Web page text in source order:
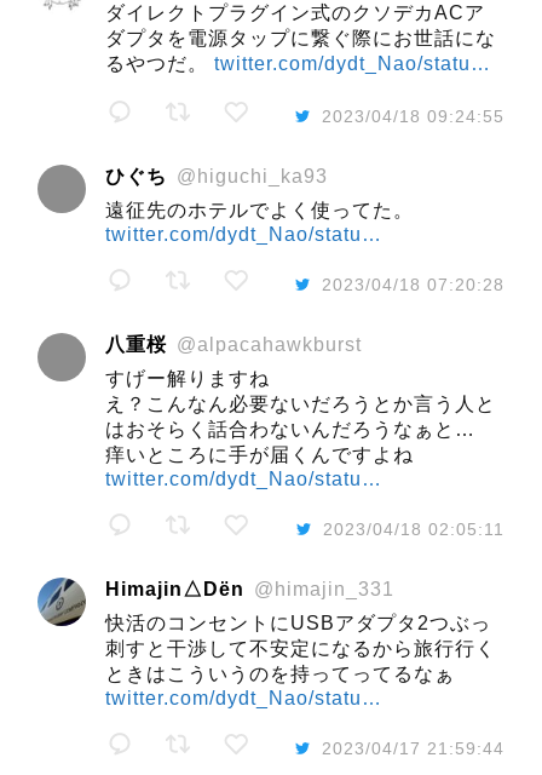
ダイレクトプラグイン式のクソデカACア
ダプタを電源タップに繋ぐ際にお世話にな
るやつだ。 twitter.com/dydt_Nao/statu…
2023/04/18 09:24:55
ひぐち
@higuchi_ka93
遠征先のホテルでよく使ってた。
twitter.com/dydt_Nao/statu…
2023/04/18 07:20:28
八重桜 @alpacahawkburst
すげー解りますね
え？こんなん必要ないだろうとか言う人と
はおそらく話合わないんだろうなぁと…
痒いところに手が届くんですよね
twitter.com/dydt_Nao/statu…
2023/04/18 02:05:11
Himajin△Dën
@himajin_331
快活のコンセントにUSBアダプタ2つぶっ
刺すと干渉して不安定になるから旅行行く
ときはこういうのを持ってってるなぁ
twitter.com/dydt_Nao/statu…
2023/04/17 21:59:44